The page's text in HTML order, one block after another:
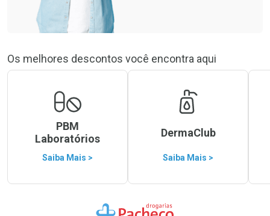
Os melhores descontos você encontra aqui
PBM
Laboratórios
Saiba Mais >
DermaClub
Saiba Mais >
Ir para a Home